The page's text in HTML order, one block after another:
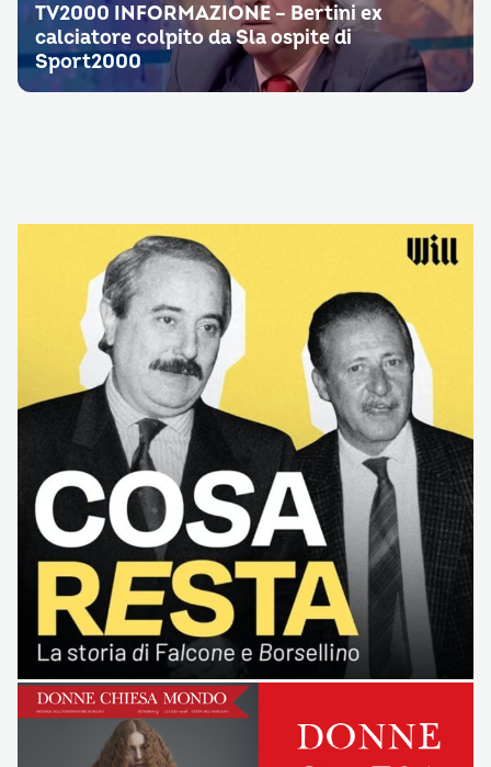
TV2000 INFORMAZIONE – Bertini ex
calciatore colpito da Sla ospite di
Sport2000